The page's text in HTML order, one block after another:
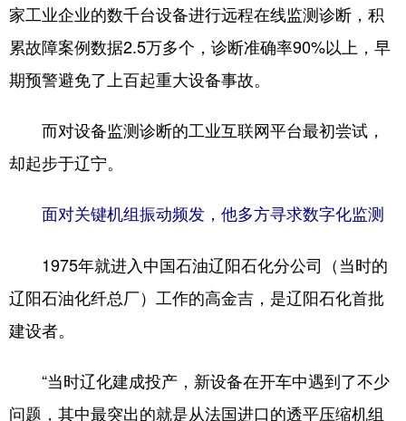
家工业企业的数千台设备进行远程在线监测诊断，积
累故障案例数据2.5万多个，诊断准确率90%以上，早
期预警避免了上百起重大设备事故。
而对设备监测诊断的工业互联网平台最初尝试，
却起步于辽宁。
面对关键机组振动频发，他多方寻求数字化监测
1975年就进入中国石油辽阳石化分公司（当时的
辽阳石油化纤总厂）工作的高金吉，是辽阳石化首批
建设者。
“当时辽化建成投产，新设备在开车中遇到了不少
问题，其中最突出的就是从法国进口的透平压缩机组